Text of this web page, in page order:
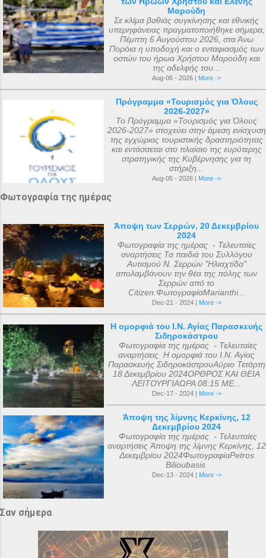
αφιερωμένο ...
ολοκληρώθηκε με εισφορές από την
κηδεία της αείμνηστης Μαρίας Σπύρου και
με διάφορες άλλες εισφορές. Ο ακριβής
αριθμός των μελών της συνόδου, με βάση
τις διαθέσιμες πηγές, δεν μπορεί να
καθοριστεί ακριβώς ακόμα και σήμερα. Ο
αριθμός που επικράτησε από
μεταγενέστερες πηγές ιστορικών ήταν ο
αριθμός 318. Ο Ευσέβιος της Καισαρείας
τους αριθμεί 250, ο Αθανάσιος
Αλεξανδρείας 318, και ο Ευστάθιος Α...
Μαρούδη
Σε κλίμα βαθιάς συγκίνησης και εθνικής
υπερηφάνειας πραγματοποιήθηκε σήμερα,
Πέμπτη 6 Αυγούστου 2026, στα Άνω
Πορόια η υποδοχή και ο ενταφιασμός των
οστών του ήρωα Χρήστου Μαρούδη και
της αδελφής του...
Aug-06 - 2026 | More ->
Πρόγραμμα «Τουρισμός για Όλους
2026-2027»
Το Πρόγραμμα «Τουρισμός για Όλους
2026-2027» στοχεύει στην άμεση ενίσχυση
της εγχώριας τουριστικής δραστηριότητας
και εντάσσεται στο πλαίσιο της ευρύτερης
στρατηγικής της Κυβέρνησης για τη
στήριξη...
Aug-05 - 2026 | More ->
Φωτογραφία της ημέρας
Άποψη των Σερρών, 20 Δεκεμβρίου
2024
Φωτογραφία της ημέρας - Τελευταίες
αναρτήσεις Τα παιδιά του Συλλόγου
Αυτισμού Ν. Σερρών "Ηλιαχτίδα"
απολαμβάνουν την θέα της πόλης των
Σερρών από το
Citizen.ΦωτογραφίαMarianthi...
Dec-21 - 2024 | More ->
Η ομορφιά του Ι.Ν. Αγίας Παρασκευής
Σιδηροκάστρου
Φωτογραφία της ημέρας - Τελευταίες
αναρτήσεις Η ομορφιά του Ι.Ν. Αγίας
Παρασκευής ΣιδηροκάστρουΑύριο Τετάρτη
18 Δεκεμβρίου 2024ΟΡΘΡΟΣ ΚΑΙ ΘΕΙΑ
ΛΕΙΤΟΥΡΓΙΑΩΡΑ 08:15 ΜΕ...
Dec-17 - 2024 | More ->
Άποψη της λίμνης Κερκίνης, 12
Δεκεμβρίου 2024
Φωτογραφία της ημέρας - Τελευταίες
αναρτήσεις Άποψη της λίμνης Κερκίνης, 12
Δεκεμβρίου 2024ΦωτογραφίαPetros
Bilioubasis
Dec-13 - 2024 | More ->
Σαν σήμερα